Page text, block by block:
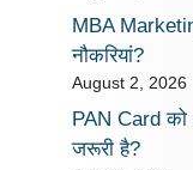
MBA
नौकरियां?
August 2, 2026
PAN Card
जरूरी है?